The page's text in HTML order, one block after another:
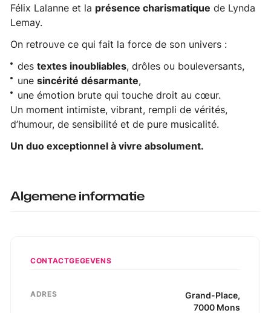
Félix Lalanne et la présence charismatique de Lynda
Lemay.
On retrouve ce qui fait la force de son univers :
destextes inoubliables, drôles ou bouleversants,
unesincérité désarmante,
une émotion brute qui touche droit au cœur.
Un moment intimiste, vibrant, rempli de vérités,
d’humour, de sensibilité et de pure musicalité.
Un duo exceptionnel à vivre absolument.
Algemene informatie
CONTACTGEGEVENS
ADRES Grand-Place,
7000 Mons